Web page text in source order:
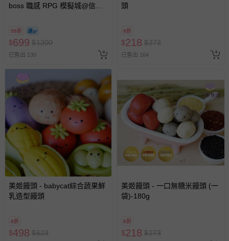
boss 職感 RPG 模擬城@信義
期作廢) (兒童票(2歲以上)贈一
名陪伴成人)
58折
$699 $1200
已售出 130
頭
8折
$218 $273
已售出 164
美姬饅頭 - babycat綜合蔬果鮮
乳造型饅頭
8折
$498 $623
美姬饅頭 - 一口無糖米饅頭 (一
袋)-180g
8折
$218 $273